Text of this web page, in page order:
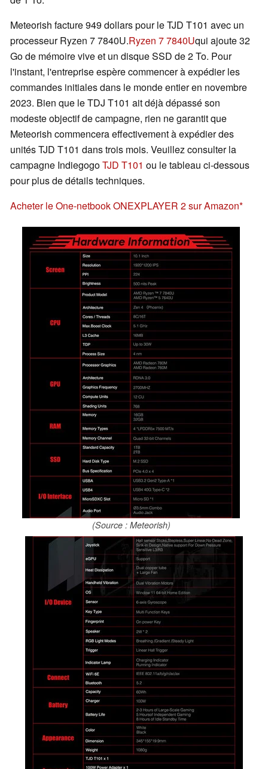
Meteorish facture 949 dollars pour le TJD T101 avec un
processeur Ryzen 7 7840U.Ryzen 7 7840Uqui ajoute 32
Go de mémoire vive et un disque SSD de 2 To. Pour
l'instant, l'entreprise espère commencer à expédier les
commandes initiales dans le monde entier en novembre
2023. Bien que le TDJ T101 ait déjà dépassé son
modeste objectif de campagne, rien ne garantit que
Meteorish commencera effectivement à expédier des
unités TJD T101 dans trois mois. Veuillez consulter la
campagne IndiegogoTJD T101 ou le tableau ci-dessous
pour plus de détails techniques.
Acheter le One-netbook ONEXPLAYER 2 sur Amazon
(Source : Meteorish)